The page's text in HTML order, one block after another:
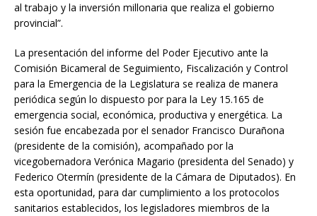
al trabajo y la inversión millonaria que realiza el gobierno
provincial”.
La presentación del informe del Poder Ejecutivo ante la
Comisión Bicameral de Seguimiento, Fiscalización y Control
para la Emergencia de la Legislatura se realiza de manera
periódica según lo dispuesto por para la Ley 15.165 de
emergencia social, económica, productiva y energética. La
sesión fue encabezada por el senador Francisco Durañona
(presidente de la comisión), acompañado por la
vicegobernadora Verónica Magario (presidenta del Senado) y
Federico Otermín (presidente de la Cámara de Diputados). En
esta oportunidad, para dar cumplimiento a los protocolos
sanitarios establecidos, los legisladores miembros de la